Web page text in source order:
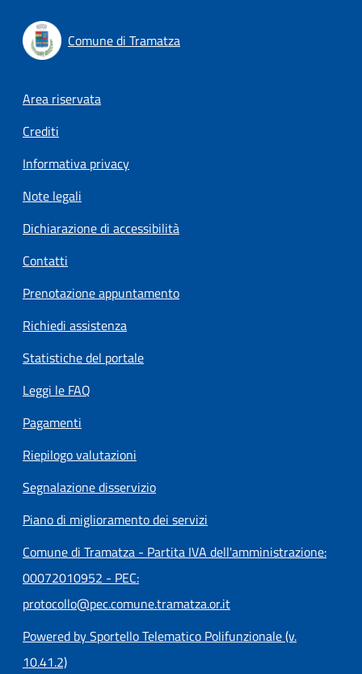
Comune di Tramatza
Footer menu
Area riservata
Crediti
Informativa privacy
Note legali
Dichiarazione di accessibilità
Contatti
Prenotazione appuntamento
Richiedi assistenza
Statistiche del portale
Leggi le FAQ
Pagamenti
Riepilogo valutazioni
Segnalazione disservizio
Piano di miglioramento dei servizi
Comune di Tramatza - Partita IVA dell'amministrazione:
00072010952 - PEC:
protocollo@pec.comune.tramatza.or.it
Powered by Sportello Telematico Polifunzionale (v.
10.41.2)